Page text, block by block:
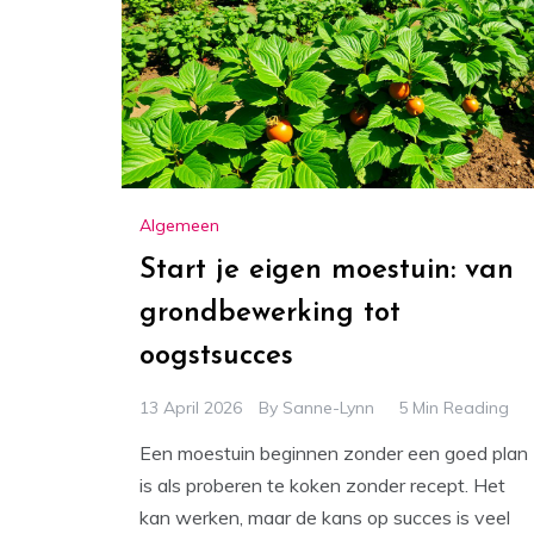
Algemeen
Start je eigen moestuin: van
grondbewerking tot
oogstsucces
13 April 2026 By Sanne-Lynn 5 Min Reading
Een moestuin beginnen zonder een goed plan
is als proberen te koken zonder recept. Het
kan werken, maar de kans op succes is veel